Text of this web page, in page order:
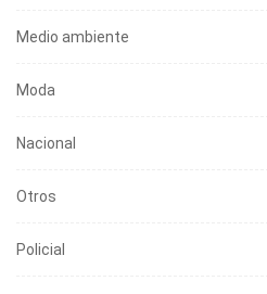
Medio ambiente
Moda
Nacional
Otros
Policial